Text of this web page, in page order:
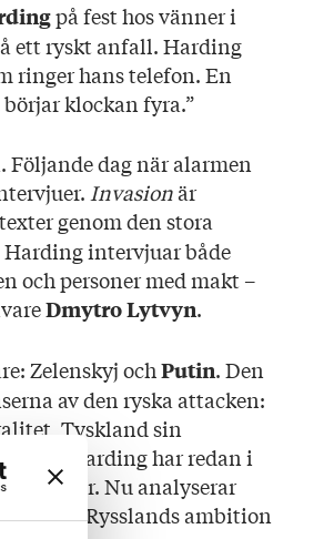
på fest hos vänner i
ett ryskt anfall. Harding
ringer hans telefon. En
klockan fyra.”
dag när alarmen
Invasionär
texter genom den stora
intervjuar både
och personer med makt –
Dmytro Lytvyn.
Zelenskyj ochPutin. Den
av den ryska attacken:
Tyskland sin
Harding har redan i
avsikter. Nu analyserar
Rysslands ambition